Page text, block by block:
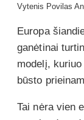
Vytenis Povilas
Europa
ganėtinai
modelį,
būsto
Tai nėra vien